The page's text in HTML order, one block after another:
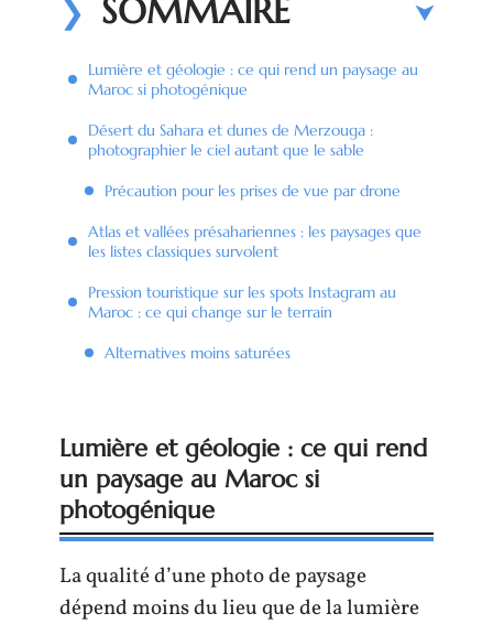
SOMMAIRE
Lumière et géologie : ce qui rend un paysage au
Maroc si photogénique
Désert du Sahara et dunes de Merzouga :
photographier le ciel autant que le sable
Précaution pour les prises de vue par drone
Atlas et vallées présahariennes : les paysages que
les listes classiques survolent
Pression touristique sur les spots Instagram au
Maroc : ce qui change sur le terrain
Alternatives moins saturées
Lumière et géologie : ce qui rend
un paysage au Maroc si
photogénique
La qualité d’une photo de paysage
dépend moins du lieu que de la lumière